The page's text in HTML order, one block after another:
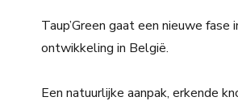
Taup’Green gaat een nieuwe fase
ontwikkeling in België.
Een natuurlijke aanpak, erkende